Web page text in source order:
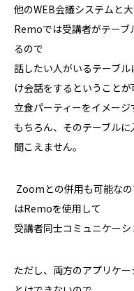
他のWEB会議システムと大
Remoでは受講者がテー
るので
話したい人がいるテーブ
け会話をするということが
立食パーティーをイメージ
もちろん、そのテーブル
聞こえません。
Zoomとの併用も可能な
はRemoを使用して
受講者同士コミュニケーシ
ただし、両方のアプリケ